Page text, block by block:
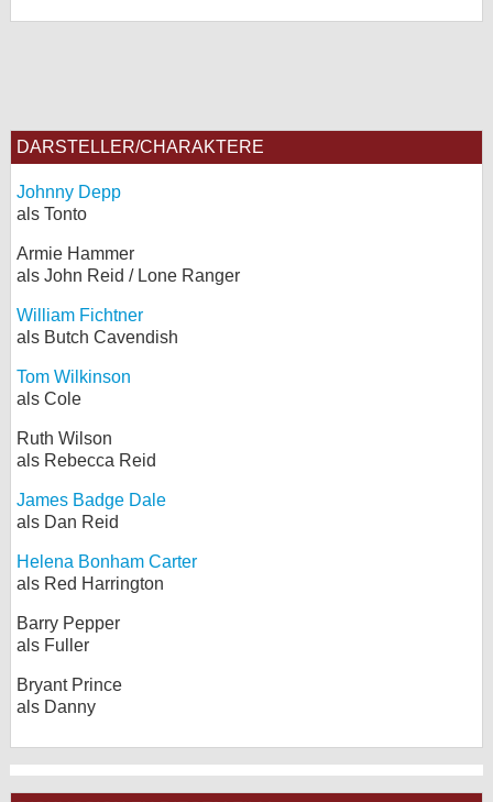
DARSTELLER/CHARAKTERE
Johnny Depp
als Tonto
Armie Hammer
als John Reid / Lone Ranger
William Fichtner
als Butch Cavendish
Tom Wilkinson
als Cole
Ruth Wilson
als Rebecca Reid
James Badge Dale
als Dan Reid
Helena Bonham Carter
als Red Harrington
Barry Pepper
als Fuller
Bryant Prince
als Danny